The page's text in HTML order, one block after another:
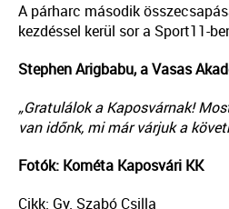
A párharc második
kezdéssel kerül sor a Sport11-
Stephen Arigbabu, a Vasas
„Gratulálok a Kaposvárnak!
van időnk, mi már várjuk a
Fotók: Kométa Kaposvári KK
Cikk: Gy. Szabó Csilla